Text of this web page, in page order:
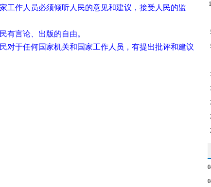
工作人员必须倾听人民的意见和建议，接受人民的监
有言论、出版的自由。
对于任何国家机关和国家工作人员，有提出批评和建议